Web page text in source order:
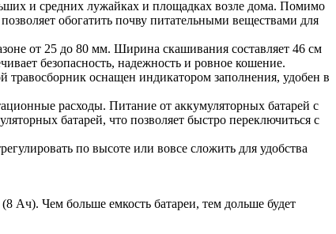
и средних лужайках и площадках возле дома. Помимо
обогатить почву питательными веществами для
от 25 до 80 мм. Ширина скашивания составляет 46 см
безопасность, надежность и ровное кошение.
травосборник оснащен индикатором заполнения, удобен в
расходы. Питание от аккумуляторных батарей с
батарей, что позволяет быстро переключиться с
по высоте или вовсе сложить для удобства
Чем больше емкость батареи, тем дольше будет